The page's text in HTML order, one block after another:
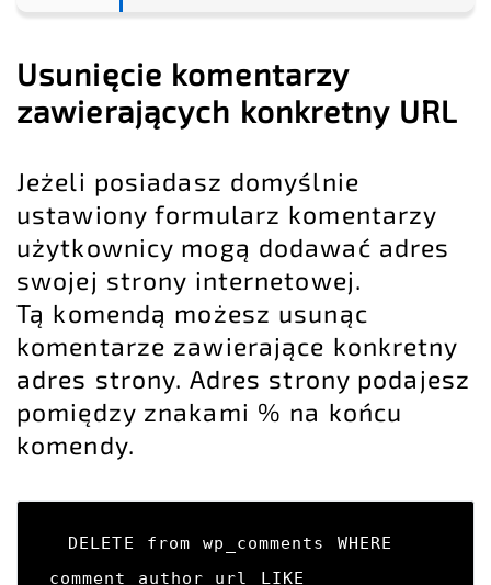
Usunięcie komentarzy
zawierających konkretny URL
Jeżeli posiadasz domyślnie
ustawiony formularz komentarzy
użytkownicy mogą dodawać adres
swojej strony internetowej.
Tą komendą możesz usunąc
komentarze zawierające konkretny
adres strony. Adres strony podajesz
pomiędzy znakami % na końcu
komendy.
DELETE from wp_comments WHERE
comment_author_url LIKE